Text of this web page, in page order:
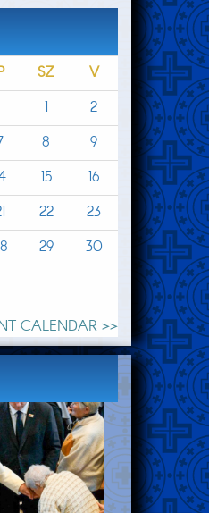
SZ
V
1
2
8
9
15
16
22
23
29
30
CALENDAR >>